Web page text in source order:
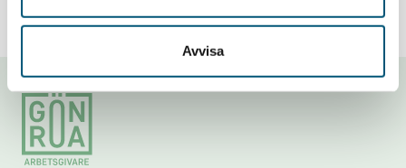
Avvisa
Footer